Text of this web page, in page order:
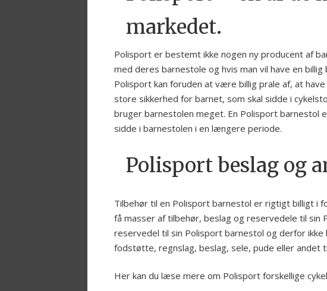
markedet.
Polisport er bestemt ikke nogen ny producent af
med deres barnestole og hvis man vil have en
Polisport kan foruden at være billig prale af, at
store sikkerhed for barnet, som skal sidde i
bruger barnestolen meget. En Polisport
sidde i barnestolen i en længere periode.
Polisport beslag og
Tilbehør til en Polisport barnestol er rigtigt billigt i
få masser af tilbehør, beslag og reservedele til sin
reservedel til sin Polisport barnestol og derfor
fodstøtte, regnslag, beslag, sele, pude eller andet
Her kan du læse mere om Polisport forskellige